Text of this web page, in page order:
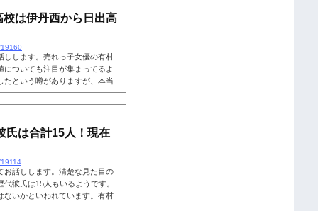
も綺麗なのですが、一部では有
は伊丹西から日出高
19160
しします。売れっ子女優の有村
ついても注目が集まってるよ
たという噂がありますが、本当
・高校についてお話しするとと
話しします。こちらも読まれて
しています。中学校ということ
氏は合計15人！現在
お話しします。清楚な見た目の
彼氏は15人もいるようです。
ないかといわれています。有村
ていきましょう。こちらも読ま